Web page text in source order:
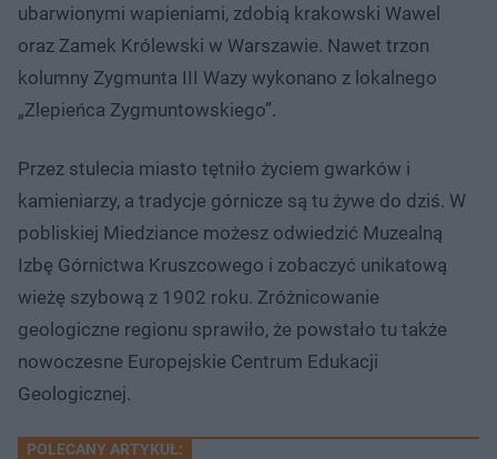
ubarwionymi wapieniami, zdobią krakowski Wawel
oraz Zamek Królewski w Warszawie. Nawet trzon
kolumny Zygmunta III Wazy wykonano z lokalnego
„Zlepieńca Zygmuntowskiego”.
Przez stulecia miasto tętniło życiem gwarków i
kamieniarzy, a tradycje górnicze są tu żywe do dziś. W
pobliskiej Miedziance możesz odwiedzić Muzealną
Izbę Górnictwa Kruszcowego i zobaczyć unikatową
wieżę szybową z 1902 roku. Zróżnicowanie
geologiczne regionu sprawiło, że powstało tu także
nowoczesne Europejskie Centrum Edukacji
Geologicznej.
POLECANY ARTYKUŁ: